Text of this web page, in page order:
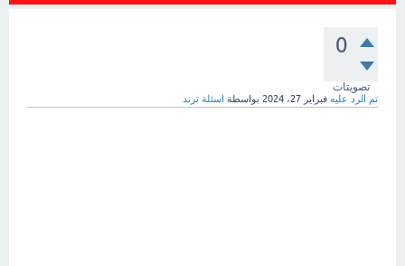
0
تصويتات
تم الرد عليه فبراير 27، 2024 بواسطة اسئلة ترند